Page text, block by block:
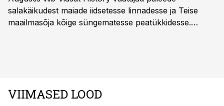
salakäikudest maiade iidsetesse linnadesse ja Teise
maailmasõja kõige süngematesse peatükkidesse.
viasathistory.eu/ee
VIIMASED LOOD